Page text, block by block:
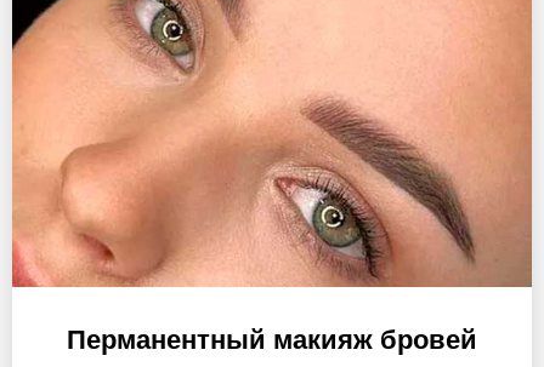
Перманентный макияж бровей